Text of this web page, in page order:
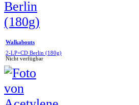
Walkabouts
2-LP+CD Berlin (180g)
Nicht verfügbar